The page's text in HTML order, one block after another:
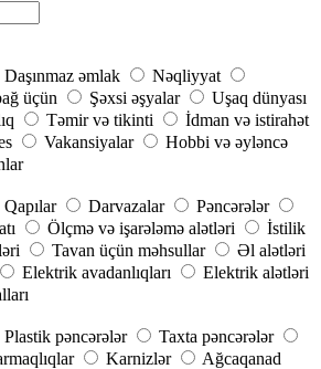
Daşınmaz əmlak
Nəqliyyat
üçün Şəxsi əşyalar
Uşaq dünyası
Təmir və tikinti
İdman və istirahət
Vakansiyalar
Hobbi və əyləncə
Qapılar Darvazalar
Pəncərələr
Ölçmə və işarələmə alətləri
İstilik
Tavan üçün məhsullar
Əl alətləri
Elektrik avadanlıqları
Elektrik alətləri
Plastik pəncərələr
Taxta pəncərələr
Karnizlər
Ağcaqanad